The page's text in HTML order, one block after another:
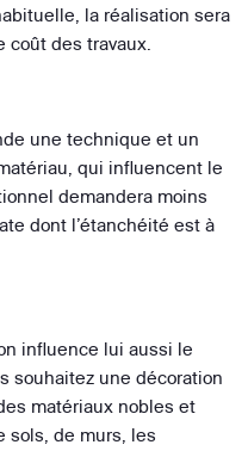
la réalisation sera
coût des travaux.
une technique et un
qui influencent le
demandera moins
dont l’étanchéité est à
influence lui aussi le
souhaitez une décoration
matériaux nobles et
sols, de murs, les